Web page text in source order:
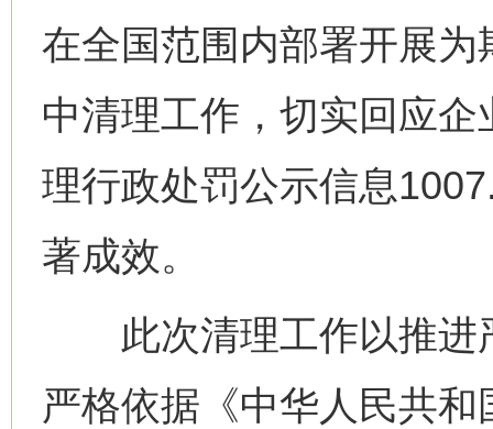
在全国范围内部署开展
中清理工作，切实回应
理行政处罚公示信息
著成效。
此次清理工作以推进
严格依据《中华人民共